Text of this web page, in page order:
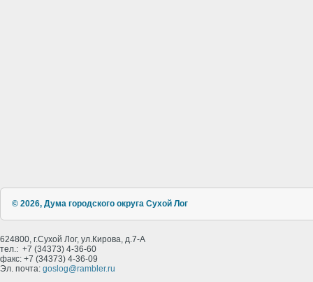
© 2026, Дума городского округа Сухой Лог
624800, г.Сухой Лог, ул.Кирова, д.7-А
тел.: +7 (34373) 4-36-60
факс: +7 (34373) 4-36-09
Эл. почта: goslog@rambler.ru